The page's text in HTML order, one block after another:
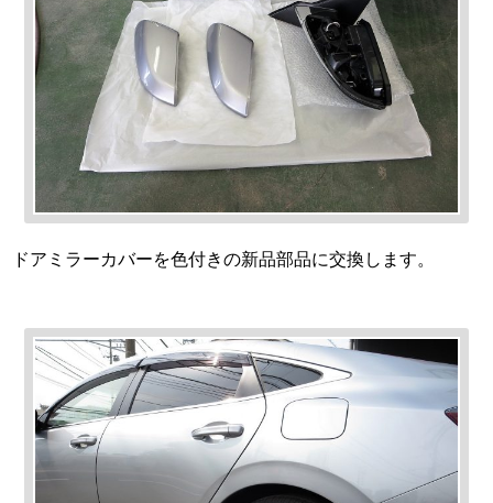
ドアミラーカバーを色付きの新品部品に交換します。